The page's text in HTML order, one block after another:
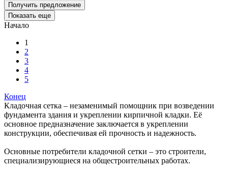
Получить предложение
Показать еще
Начало
1
2
3
4
5
Конец
Кладочная сетка – незаменимый помощник при возведении
фундамента здания и укреплении кирпичной кладки. Её
основное предназначение заключается в укреплении
конструкции, обеспечивая ей прочность и надежность.
Основные потребители кладочной сетки – это строители,
специализирующиеся на общестроительных работах.